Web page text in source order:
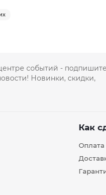
событий -
Новинки, скидки,
Как
Оплата